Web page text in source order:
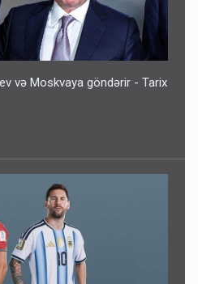
və Moskvaya göndərir - Tarix